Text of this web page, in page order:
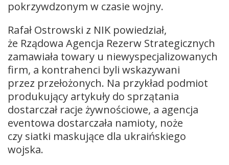
pokrzywdzonym w czasie wojny.
Rafał Ostrowski z NIK powiedział,
że Rządowa Agencja Rezerw Strategicznych
zamawiała towary u niewyspecjalizowanych
firm, a kontrahenci byli wskazywani
przez przełożonych. Na przykład podmiot
produkujący artykuły do sprzątania
dostarczał racje żywnościowe, a agencja
eventowa dostarczała namioty, noże
czy siatki maskujące dla ukraińskiego
wojska.